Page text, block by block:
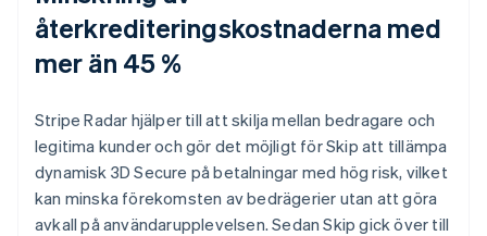
återkrediteringskostnaderna med
mer än 45 %
Stripe Radar hjälper till att skilja mellan bedragare och
legitima kunder och gör det möjligt för Skip att tillämpa
dynamisk 3D Secure på betalningar med hög risk, vilket
kan minska förekomsten av bedrägerier utan att göra
avkall på användarupplevelsen. Sedan Skip gick över till